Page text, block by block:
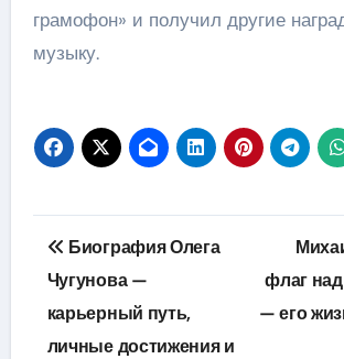
грамофон» и получил другие
музыку.
Навигация
по
записям
Биография Олега
Чугунова —
карьерный путь,
личные достижения и
флаг
— его